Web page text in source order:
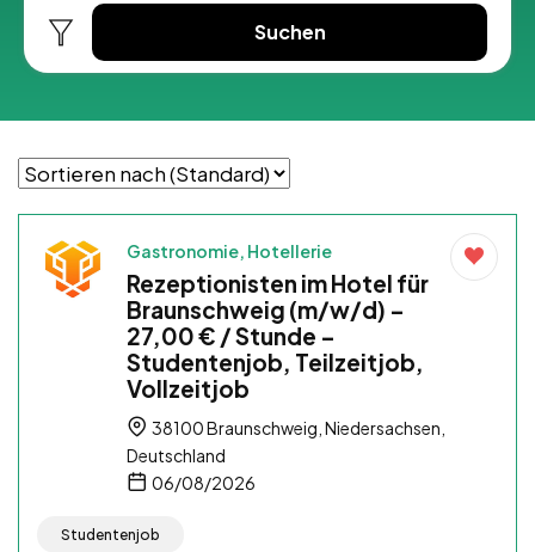
Suchen
Gastronomie, Hotellerie
Rezeptionisten im Hotel für
Braunschweig (m/w/d) –
27,00 € / Stunde –
Studentenjob, Teilzeitjob,
Vollzeitjob
38100 Braunschweig, Niedersachsen,
Deutschland
06/08/2026
Studentenjob